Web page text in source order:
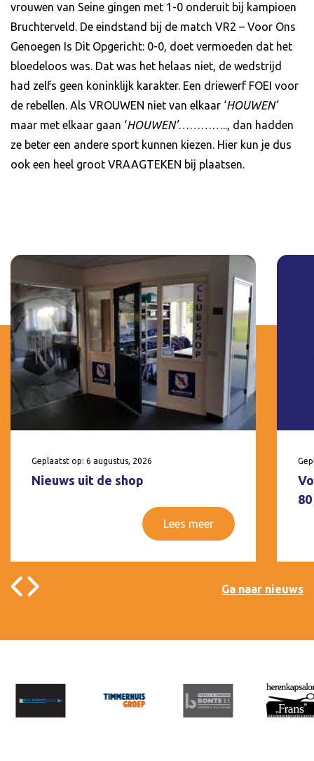
vrouwen van Seine gingen met 1-0 onderuit bij kampioen
Bruchterveld. De eindstand bij de match VR2 – Voor Ons
Genoegen Is Dit Opgericht: 0-0, doet vermoeden dat het
bloedeloos was. Dat was het helaas niet, de wedstrijd
had zelfs geen koninklijk karakter. Een driewerf FOEI voor
de rebellen. Als VROUWEN niet van elkaar ‘HOUWEN’
maar met elkaar gaan ‘HOUWEN’………….., dan hadden
ze beter een andere sport kunnen kiezen. Hier kun je dus
ook een heel groot VRAAGTEKEN bij plaatsen.
Geplaatst op: 6 augustus, 2026
Nieuws uit de shop
Lees meer
Ga naar nieuws